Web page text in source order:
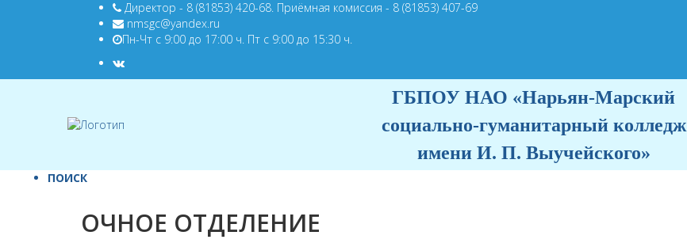
Директор - 8 (81853) 420-68. Приёмная комиссия - 8 (81853) 407-69
nmsgc@yandex.ru
Пн-Чт с 9:00 до 17:00 ч. Пт с 9:00 до 15:30 ч.
ГБПОУ НАО «Нарьян-Марский
социально-гуманитарный колледж
имени И. П. Выучейского»
ПОИСК
ОЧНОЕ ОТДЕЛЕНИЕ